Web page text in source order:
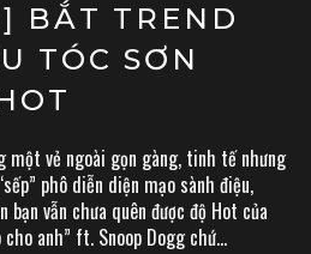
BẮT TREND
TÓC SƠN
một vẻ ngoài gọn gàng, tinh tế nhưng
phô diễn diện mạo sành điệu,
bạn vẫn chưa quên được độ Hot của
anh” ft. Snoop Dogg chứ...